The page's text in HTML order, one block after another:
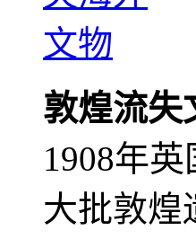
敦煌流失
1908年
大批敦煌